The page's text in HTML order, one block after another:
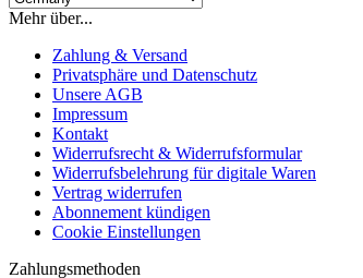
Mehr über...
Zahlung & Versand
Privatsphäre und Datenschutz
Unsere AGB
Impressum
Kontakt
Widerrufsrecht & Widerrufsformular
Widerrufsbelehrung für digitale Waren
Vertrag widerrufen
Abonnement kündigen
Cookie Einstellungen
Zahlungsmethoden